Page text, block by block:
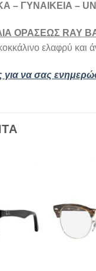
– ΓΥΝΑΙΚΕΙΑ –
ΟΡΑΣΕΩΣ RAY
ελαφρύ και
για να σας